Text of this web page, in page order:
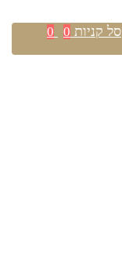
סל קניות 0
0